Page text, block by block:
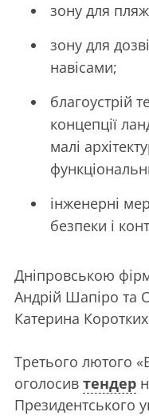
зону для
зону для
навісами;
благоустрій
концепції
малі
інженерні
безпеки і
Дніпровською
Андрій Шапіро та
Катерина
Третього лютого
оголосив тендер
Президентського